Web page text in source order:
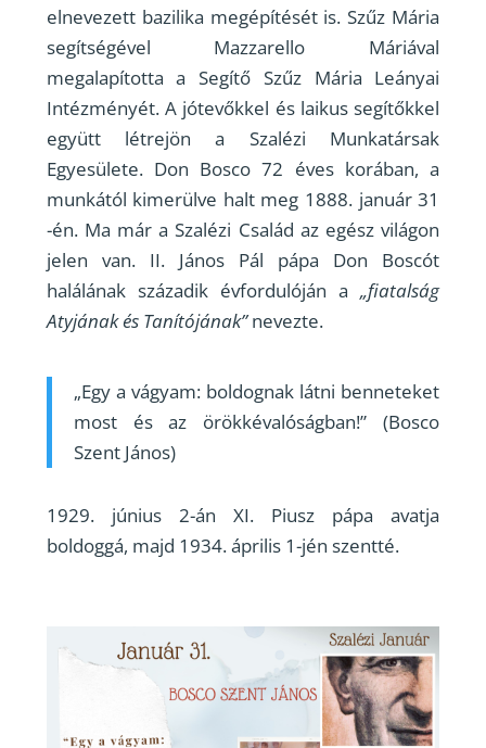
elnevezett bazilika megépítését is. Szűz Mária
segítségével Mazzarello Máriával
megalapította a Segítő Szűz Mária Leányai
Intézményét. A jótevőkkel és laikus segítőkkel
együtt létrejön a Szalézi Munkatársak
Egyesülete. Don Bosco 72 éves korában, a
munkától kimerülve halt meg 1888. január 31
-én. Ma már a Szalézi Család az egész világon
jelen van. II. János Pál pápa Don Boscót
halálának századik évfordulóján a„fiatalság
Atyjának és Tanítójának”nevezte.
„Egy a vágyam: boldognak látni benneteket
most és az örökkévalóságban!” (Bosco
Szent János)
1929. június 2-án XI. Piusz pápa avatja
boldoggá, majd 1934. április 1-jén szentté.